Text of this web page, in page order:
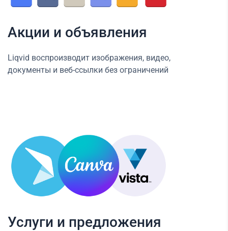
Акции и объявления
Liqvid воспроизводит изображения, видео,
документы и веб-ссылки без ограничений
Услуги и предложения